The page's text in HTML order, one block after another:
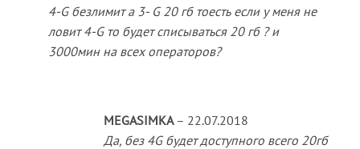
4-G безлимит а 3- G 20 гб тоесть если у меня не
ловит 4-G то будет списываться 20 гб ? и
3000мин на всех операторов?
MEGASIMKA – 22.07.2018
Да, без 4G будет доступного всего 20гб